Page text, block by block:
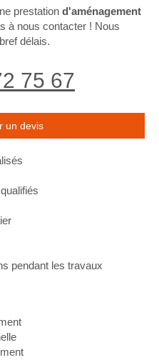
prestation d'aménagement
à nous contacter ! Nous
délais.
75 67
un devis
pendant les travaux